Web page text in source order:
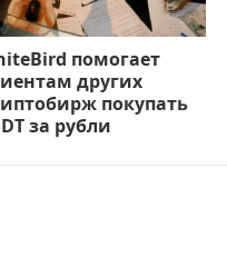
помогает
других
покупать
за рубли